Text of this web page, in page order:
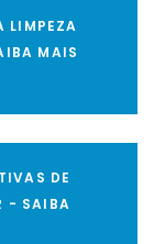
LIMPEZA
MAIS
DE
- SAIBA